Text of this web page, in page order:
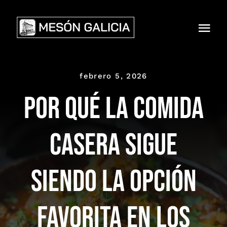
content
febrero 5, 2026
Por qué la comida
casera sigue
siendo la opción
favorita en los